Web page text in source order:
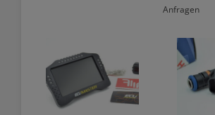
Anfragen